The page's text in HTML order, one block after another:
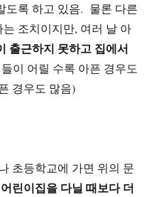
도록 하고 있음. 물론 다른
조치이지만, 여러 날 아
출근하지 못하고 집에서
이 어릴 수록 아픈 경우도
경우도 많음)
초등학교에 가면 위의 문
린이집을 다닐 때보다 더